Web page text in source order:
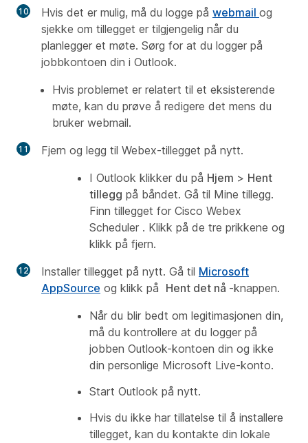
Hvis det er mulig, må du logge på webmail og
sjekke om tillegget er tilgjengelig når du
planlegger et møte. Sørg for at du logger på
jobbkontoen din i Outlook.
Hvis problemet er relatert til et eksisterende
møte, kan du prøve å redigere det mens du
bruker webmail.
Fjern og legg til Webex-tillegget på nytt.
I Outlook klikker du på Hjem > Hent
tillegg på båndet. Gå til Mine tillegg.
Finn tillegget for Cisco Webex
Scheduler . Klikk på de tre prikkene og
klikk på fjern.
Installer tillegget på nytt. Gå til Microsoft
AppSource og klikk på Hent det nå -knappen.
Når du blir bedt om legitimasjonen din,
må du kontrollere at du logger på
jobben Outlook-kontoen din og ikke
din personlige Microsoft Live-konto.
Start Outlook på nytt.
Hvis du ikke har tillatelse til å installere
tillegget, kan du kontakte din lokale